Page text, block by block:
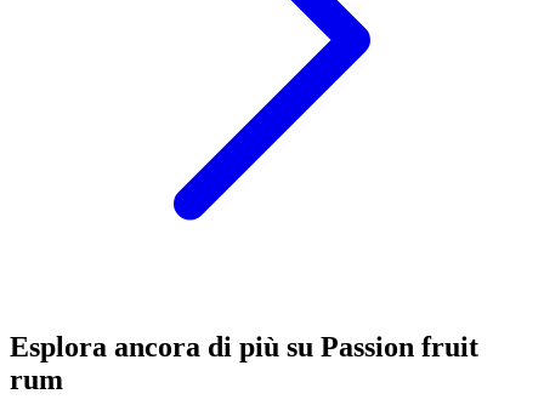
Esplora ancora di più su Passion fruit
rum